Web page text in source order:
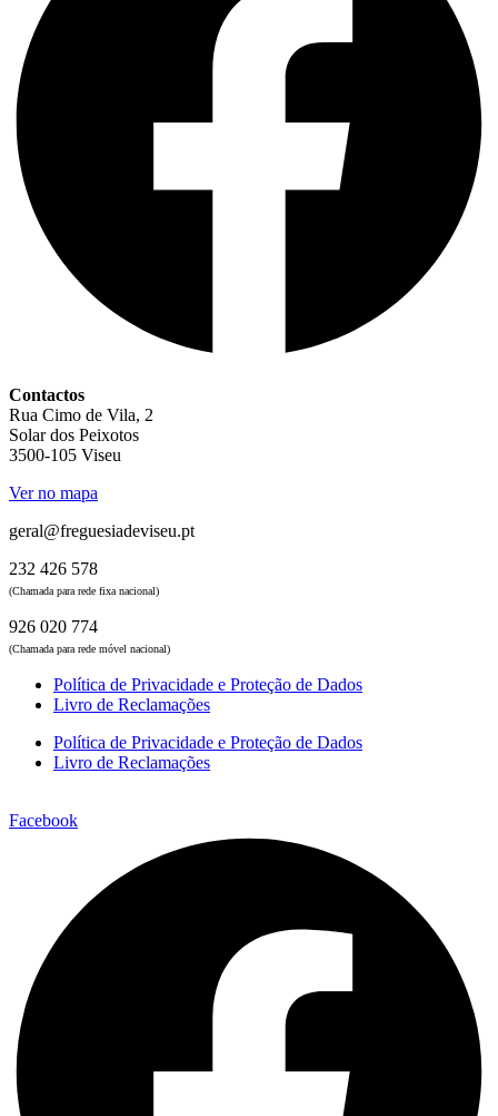
Contactos
Rua Cimo de Vila, 2
Solar dos Peixotos
3500-105 Viseu
Ver no mapa
geral@freguesiadeviseu.pt
232 426 578
(Chamada para rede fixa nacional)
926 020 774
(Chamada para rede móvel nacional)
Política de Privacidade e Proteção de Dados
Livro de Reclamações
Política de Privacidade e Proteção de Dados
Livro de Reclamações
Facebook